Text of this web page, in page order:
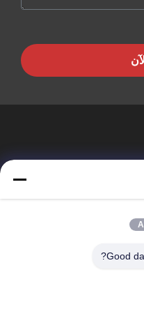
ESTEL
جديد
Good